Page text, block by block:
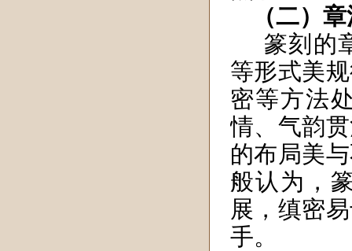
（二）
篆刻的
等形式美
密等方法
情、气韵
的布局美
般认为，
展，缜密
手。